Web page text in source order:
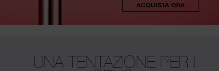
ACQUISTA ORA
UNA TENTAZIONE PER I